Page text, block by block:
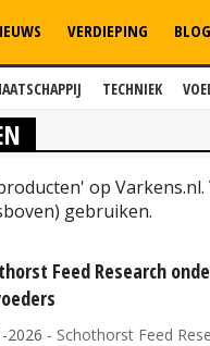
TECHNIEK
VERDIEPING BLOG
op
gebruiken.
Feed Research
2026 - Schothorst Feed